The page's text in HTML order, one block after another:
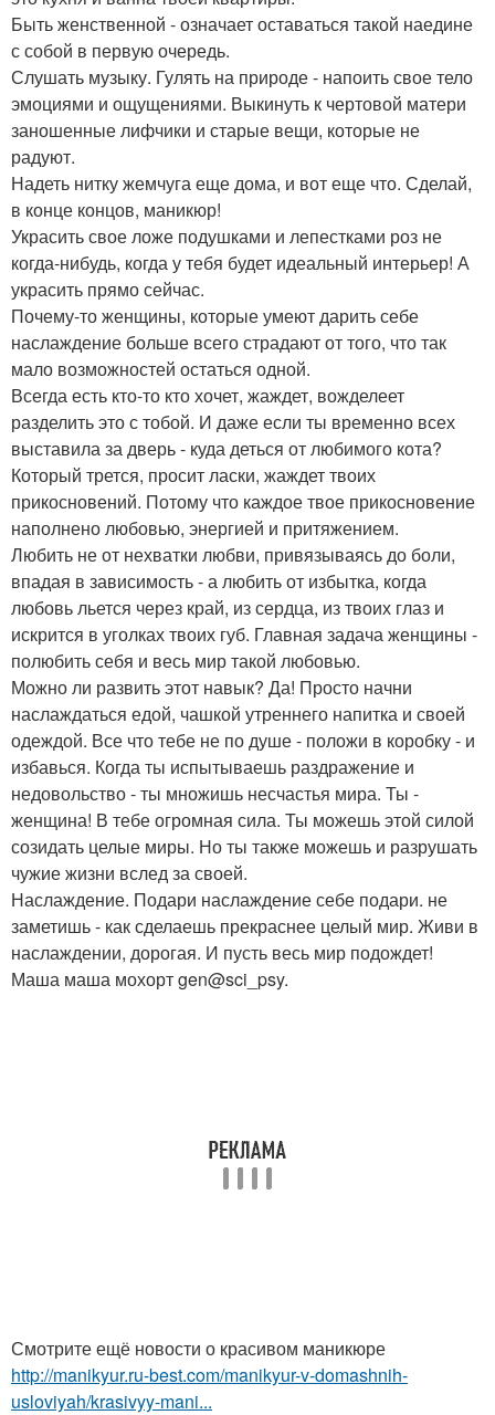
Быть женственной - означает оставаться такой наедине
с собой в первую очередь.
Слушать музыку. Гулять на природе - напоить свое тело
эмоциями и ощущениями. Выкинуть к чертовой матери
заношенные лифчики и старые вещи, которые не
радуют.
Надеть нитку жемчуга еще дома, и вот еще что. Сделай,
в конце концов, маникюр!
Украсить свое ложе подушками и лепестками роз не
когда-нибудь, когда у тебя будет идеальный интерьер! А
украсить прямо сейчас.
Почему-то женщины, которые умеют дарить себе
наслаждение больше всего страдают от того, что так
мало возможностей остаться одной.
Всегда есть кто-то кто хочет, жаждет, вожделеет
разделить это с тобой. И даже если ты временно всех
выставила за дверь - куда деться от любимого кота?
Который трется, просит ласки, жаждет твоих
прикосновений. Потому что каждое твое прикосновение
наполнено любовью, энергией и притяжением.
Любить не от нехватки любви, привязываясь до боли,
впадая в зависимость - а любить от избытка, когда
любовь льется через край, из сердца, из твоих глаз и
искрится в уголках твоих губ. Главная задача женщины -
полюбить себя и весь мир такой любовью.
Можно ли развить этот навык? Да! Просто начни
наслаждаться едой, чашкой утреннего напитка и своей
одеждой. Все что тебе не по душе - положи в коробку - и
избавься. Когда ты испытываешь раздражение и
недовольство - ты множишь несчастья мира. Ты -
женщина! В тебе огромная сила. Ты можешь этой силой
созидать целые миры. Но ты также можешь и разрушать
чужие жизни вслед за своей.
Наслаждение. Подари наслаждение себе подари. не
заметишь - как сделаешь прекраснее целый мир. Живи в
наслаждении, дорогая. И пусть весь мир подождет!
Маша маша мохорт gen@sci_psy.
Смотрите ещё новости о красивом маникюре
http://manikyur.ru-best.com/manikyur-v-domashnih-
usloviyah/krasivyy-mani...